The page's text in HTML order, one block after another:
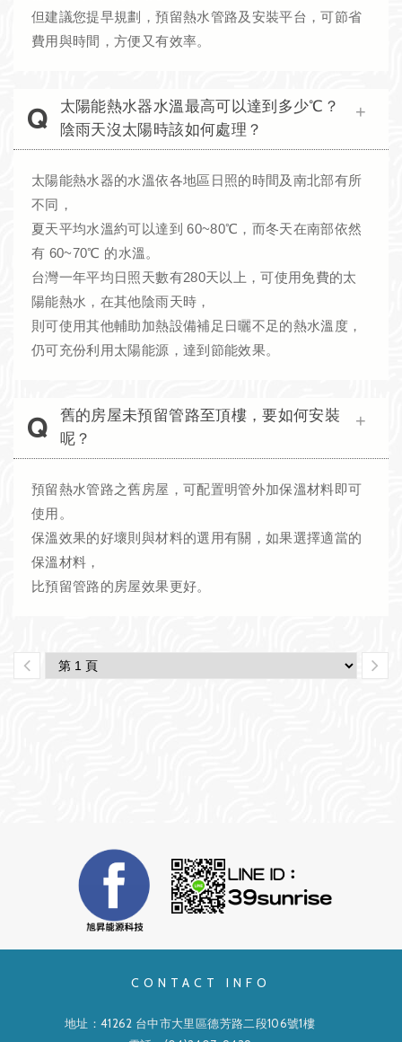
但建議您提早規劃，預留熱水管路及安裝平台，可節省
費用與時間，方便又有效率。
太陽能熱水器水溫最高可以達到多少℃？
陰雨天沒太陽時該如何處理？
太陽能熱水器的水溫依各地區日照的時間及南北部有所
不同，
夏天平均水溫約可以達到 60~80℃，而冬天在南部依然
有 60~70℃ 的水溫。
台灣一年平均日照天數有280天以上，可使用免費的太
陽能熱水，在其他陰雨天時，
則可使用其他輔助加熱設備補足日曬不足的熱水溫度，
仍可充份利用太陽能源，達到節能效果。
舊的房屋未預留管路至頂樓，要如何安裝
呢？
預留熱水管路之舊房屋，可配置明管外加保溫材料即可
使用。
保溫效果的好壞則與材料的選用有關，如果選擇適當的
保溫材料，
比預留管路的房屋效果更好。
CONTACT INFO
地址：41262 台中市大里區德芳路二段106號1樓